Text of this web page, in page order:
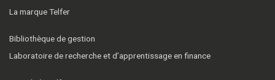
La marque Telfer
Bibliothèque de gestion
Laboratoire de recherche et d’apprentissage en finance